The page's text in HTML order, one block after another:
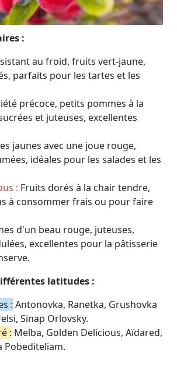
:
au froid, fruits vert-jaune,
parfaits pour les tartes et les
précoce, petits pommes à la
et juteuses, excellentes
jaunes avec une joue rouge,
idéales pour les salades et les
: Fruits dorés à la chair tendre,
à consommer frais ou pour faire
d'un beau rouge, juteuses,
excellentes pour la pâtisserie
latitudes :
: Antonovka, Ranetka, Grushovka
Sinap Orlovsky.
: Melba, Golden Delicious, Aïdared,
Pobediteliam.